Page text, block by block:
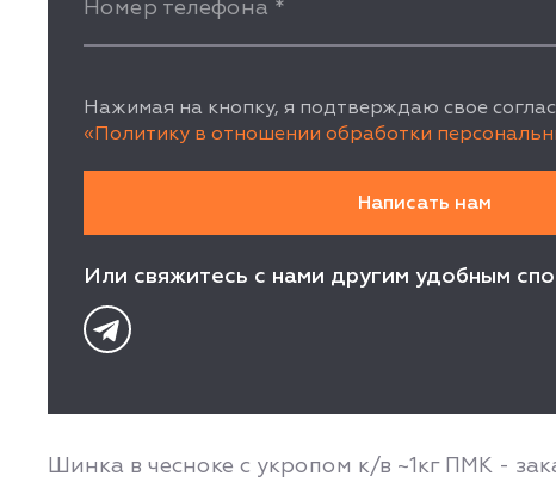
Номер телефона *
Нажимая на кнопку, я подтверждаю свое
«Политику в отношении обработки
Или свяжитесь с нами другим удобным
Шинка в чесноке с укропом к/в ~1кг ПМК -